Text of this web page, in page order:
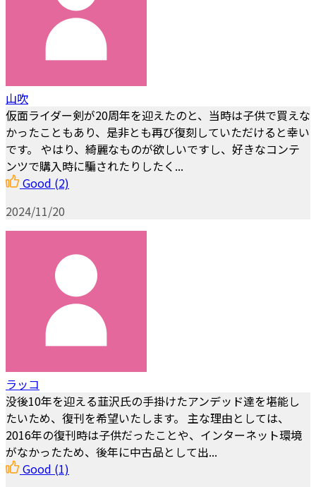
山吹
仮面ライダー剣が20周年を迎えたのと、当時は子供で買えな
かったこともあり、是非とも再び復刻していただけると幸い
です。 やはり、綺麗なものが欲しいですし、好きなコンテ
ンツで購入時に騙されたりしたく...
Good (2)
2024/11/20
ラッコ
没後10年を迎える韮沢氏の手掛けたアンデッド達を堪能し
たいため、復刊を希望いたします。 主な理由としては、
2016年の復刊時は子供だったことや、インターネット環境
がなかったため、後年に中古品として出...
Good (1)